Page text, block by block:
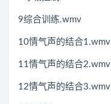
9综合训练.wmv
10情气声的结合1.wmv
11情气声的结合2.wmv
12情气声的结合3.wmv